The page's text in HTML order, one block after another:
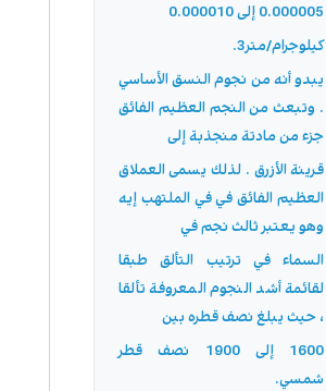
0.000005 إلى 0.000010
كيلوجرام/متر3.
يبدو أنه من نجوم النسق الأساسي
. وتبعث من النجم العظيم الفائق
جزء من مادتة منجذبة إلى
قرينة الأزرق . لذلك يسمى العملاق
العظيم الفائق في في الملتهب إيه
وهو يعتبر ثالث نجم في
السماء في ترتيب التألق طبقا
لقائمة أشد النجوم المعروفة تألقا
، حيث يبلغ نصف قطره بين
1600 إلى 1900 نصف قطر
شمسي.